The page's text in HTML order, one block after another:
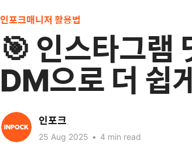
인포크매니저 활용법
🎯 인스타그램
DM으로 더 쉽
인포크
25 Aug 2025 • 4 min read